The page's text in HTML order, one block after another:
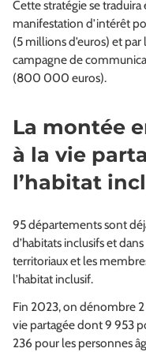
Cette stratégie se
manifestation d’intérêt
(5 millions d’euros) et
campagne de
(800 000 euros).
La montée
à la vie
l’habitat
95 départements sont
d’habitats inclusifs et
territoriaux et les
l’habitat inclusif.
Fin 2023, on dénombre 2
vie partagée dont 9 953
236 pour les personnes